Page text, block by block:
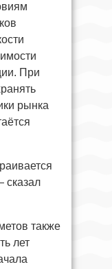
При
рынка
сказал
также
лет